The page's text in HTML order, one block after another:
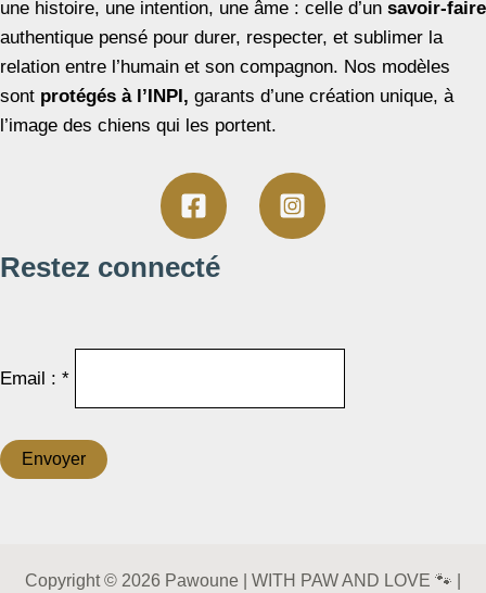
une histoire, une intention, une âme : celle d’un savoir-faire
authentique pensé pour durer, respecter, et sublimer la
relation entre l’humain et son compagnon. Nos modèles
sont protégés à l’INPI, garants d’une création unique, à
l’image des chiens qui les portent.
Restez connecté
Email : *
Copyright © 2026 Pawoune | WITH PAW AND LOVE 🐾 |